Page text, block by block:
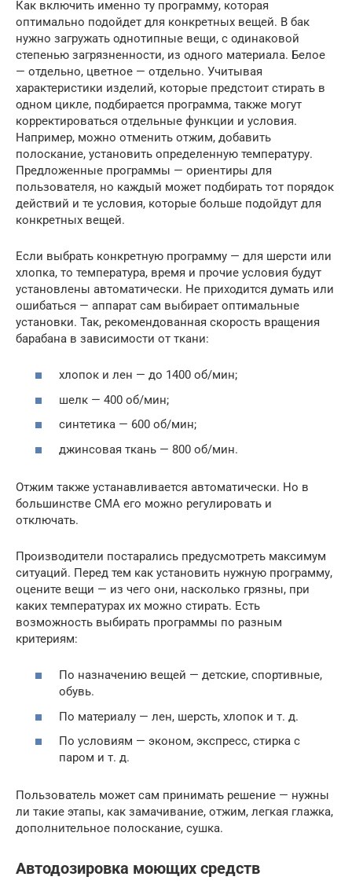
Как включить именно ту программу, которая
оптимально подойдет для конкретных вещей. В бак
нужно загружать однотипные вещи, с одинаковой
степенью загрязненности, из одного материала. Белое
— отдельно, цветное — отдельно. Учитывая
характеристики изделий, которые предстоит стирать в
одном цикле, подбирается программа, также могут
корректироваться отдельные функции и условия.
Например, можно отменить отжим, добавить
полоскание, установить определенную температуру.
Предложенные программы — ориентиры для
пользователя, но каждый может подбирать тот порядок
действий и те условия, которые больше подойдут для
конкретных вещей.
Если выбрать конкретную программу — для шерсти или
хлопка, то температура, время и прочие условия будут
установлены автоматически. Не приходится думать или
ошибаться — аппарат сам выбирает оптимальные
установки. Так, рекомендованная скорость вращения
барабана в зависимости от ткани:
хлопок и лен — до 1400 об/мин;
шелк — 400 об/мин;
синтетика — 600 об/мин;
джинсовая ткань — 800 об/мин.
Отжим также устанавливается автоматически. Но в
большинстве СМА его можно регулировать и
отключать.
Производители постарались предусмотреть максимум
ситуаций. Перед тем как установить нужную программу,
оцените вещи — из чего они, насколько грязны, при
каких температурах их можно стирать. Есть
возможность выбирать программы по разным
критериям:
По назначению вещей — детские, спортивные,
обувь.
По материалу — лен, шерсть, хлопок и т. д.
По условиям — эконом, экспресс, стирка с
паром и т. д.
Пользователь может сам принимать решение — нужны
ли такие этапы, как замачивание, отжим, легкая глажка,
дополнительное полоскание, сушка.
Автодозировка моющих средств